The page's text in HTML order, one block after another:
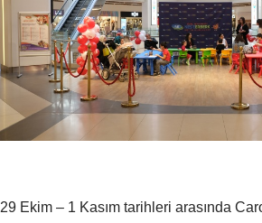
29 Ekim – 1 Kasım tarihleri arasında